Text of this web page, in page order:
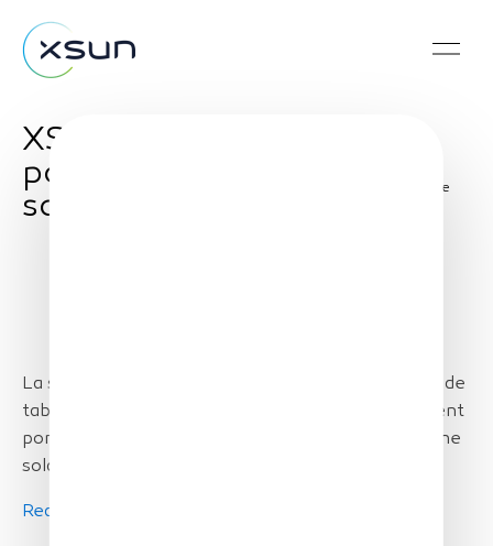
XSun lève 5,3 M€
pour ses drones
solaires
Share
La société de Guérande boucle un quatrième tour de
table, avec le très sélectif EIC Fund. Ce financement
portera le développement commercial de son drone
solaire et son industrialisation.
Read article